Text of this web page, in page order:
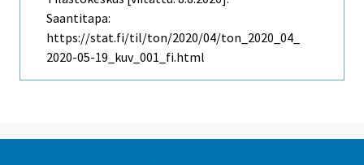
Saantitapa:
https://stat.fi/til/ton/2020/04/ton_2020_04_
2020-05-19_kuv_001_fi.html